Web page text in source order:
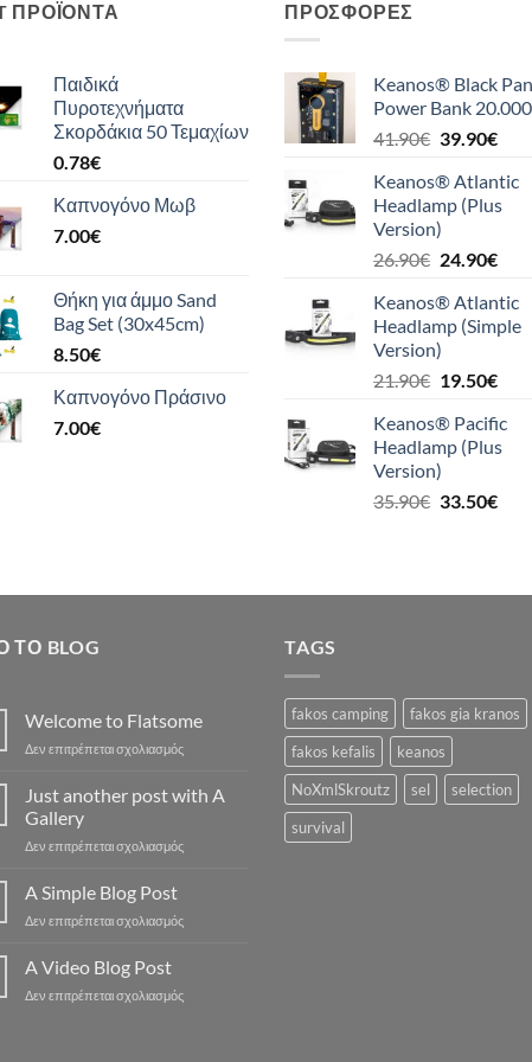
ΠΡΟΪΌΝΤΑ
Παιδικά
Πυροτεχνήματα
Σκορδάκια 50 Τεμαχίων
0.78€
Καπνογόνο Μωβ
7.00€
Θήκη για άμμο Sand
Bag Set (30x45cm)
8.50€
Καπνογόνο Πράσινο
7.00€
ΠΡΟΣΦΟΡΈΣ
Keanos® Black
Power Bank 20.000
41.90€ Original
was:
41.90€.
39.90€Η
τιμή
είναι:
Keanos® Atlantic
Headlamp (Plus
Version)
26.90€ Original
was:
26.90€.
24.90€Η
τιμή
είναι:
Keanos® Atlantic
Headlamp (Simple
Version)
21.90€ Original
was:
21.90€.
19.50€Η
τιμή
είναι:
Keanos® Pacific
Headlamp (Plus
Version)
35.90€ Original
33.50€Η
ΤΟ BLOG
Welcome to Flatsome
Δεν επιτρέπεται σχολιασμόςστο
to
Flatsome
Just another post with A
Gallery
Δεν επιτρέπεται σχολιασμόςστο
with
A Simple Blog Post
Δεν επιτρέπεται σχολιασμόςστο
Post
A Video Blog Post
Δεν επιτρέπεται σχολιασμόςστο
TAGS
fakos camping
fakos gia kranos
fakos kefalis
keanos
NoXmlSkroutz
sel
selection
survival